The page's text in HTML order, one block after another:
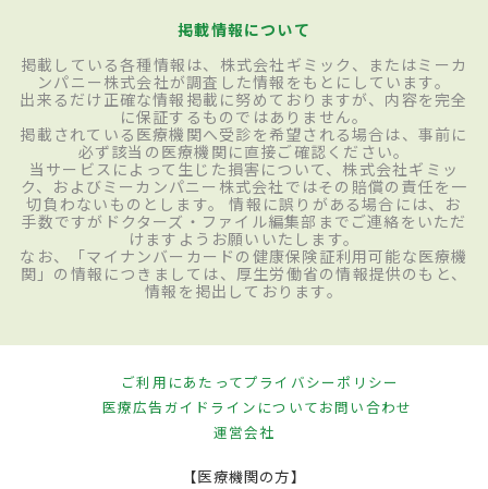
掲載情報について
掲載している各種情報は、株式会社ギミック、またはミーカ
ンパニー株式会社が調査した情報をもとにしています。
出来るだけ正確な情報掲載に努めておりますが、内容を完全
に保証するものではありません。
掲載されている医療機関へ受診を希望される場合は、事前に
必ず該当の医療機関に直接ご確認ください。
当サービスによって生じた損害について、株式会社ギミッ
ク、およびミーカンパニー株式会社ではその賠償の責任を一
切負わないものとします。 情報に誤りがある場合には、お
手数ですがドクターズ・ファイル編集部までご連絡をいただ
けますようお願いいたします。
なお、「マイナンバーカードの健康保険証利用可能な医療機
関」の情報につきましては、厚生労働省の情報提供のもと、
情報を掲出しております。
ご利用にあたってプライバシーポリシー
医療広告ガイドラインについてお問い合わせ
運営会社
【医療機関の方】